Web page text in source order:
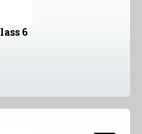
6